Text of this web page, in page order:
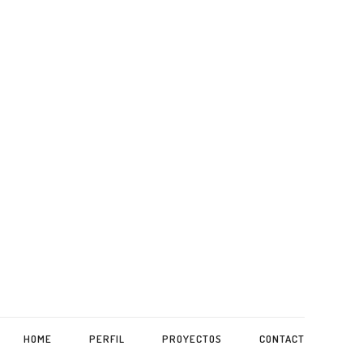
HOME PERFIL PROYECTOS CONTACT